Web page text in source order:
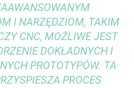
I NARZĘDZIOM, TAKIM
CNC, MOŻLIWE JEST
DOKŁADNYCH I
PROTOTYPÓW. TA
PROCES